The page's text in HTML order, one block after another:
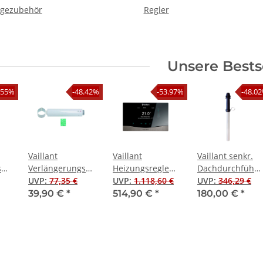
Regler
Unsere
-48.42%
Vaillant
Verlängerungsrohr
Brennwert
Luft-/Abgasführung,
UVP: 77,35 €
39,90 € *
-53.97%
Vaillant
Heizungsregler
sensoCOMFORT
VRC 720/3,
UVP: 1.118,60 €
514,90 € *
-
Vaillant senkr.
für
UVP: 346,29 €
180,00 € *